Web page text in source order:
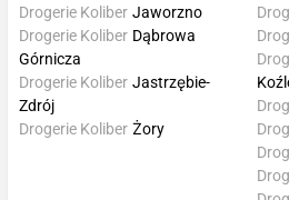
Drogerie Koliber Jaworzno
Drogerie Koliber Dąbrowa
Górnicza
Drogerie Koliber Jastrzębie-
Zdrój
Drogerie Koliber Żory